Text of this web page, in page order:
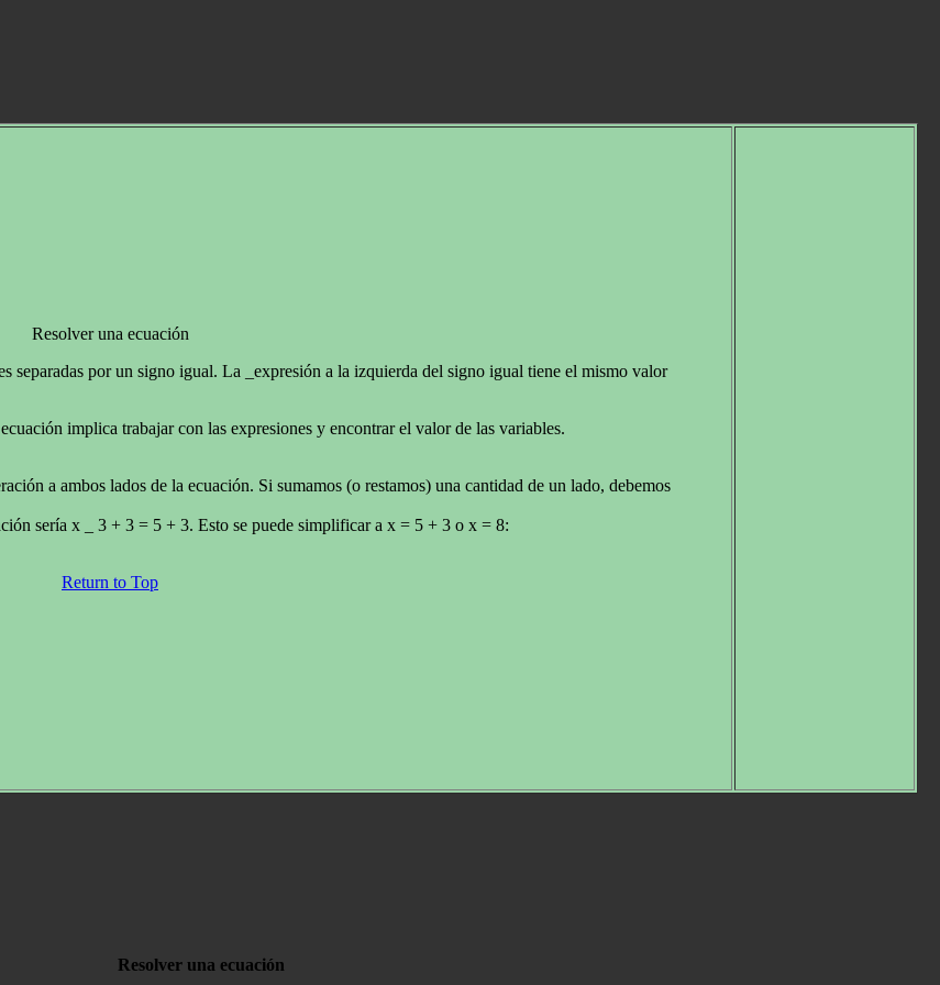
Resolver una ecuación
separadas por un signo igual. La _expresión a la izquierda del signo igual tiene el mismo valor
implica trabajar con las expresiones y encontrar el valor de las variables.
a ambos lados de la ecuación. Si sumamos (o restamos) una cantidad de un lado, debemos
sería x _ 3 + 3 = 5 + 3. Esto se puede simplificar a x = 5 + 3 o x = 8:
Return to Top
Resolver una ecuación